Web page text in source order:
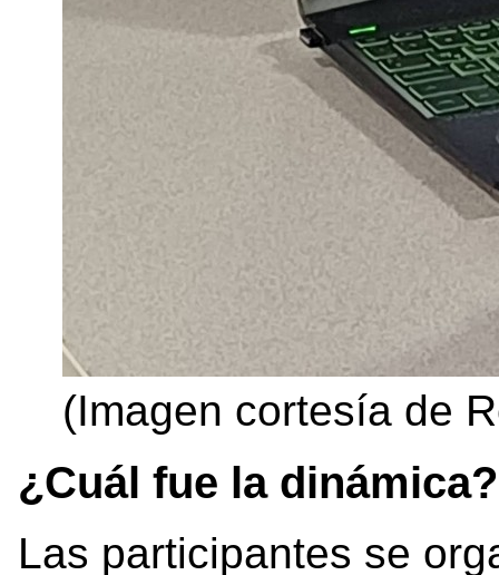
(Imagen cortesía de
¿Cuál fue la dinámica?
Las participantes se